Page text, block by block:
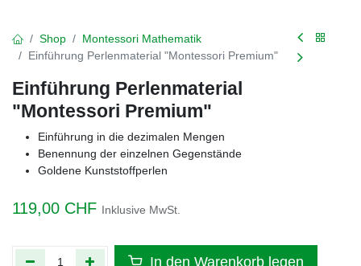
Shop
Montessori Mathematik
Einführung Perlenmaterial "Montessori Premium"
Einführung Perlenmaterial
"Montessori Premium"
Einführung in die dezimalen Mengen
Benennung der einzelnen Gegenstände
Goldene Kunststoffperlen
119,00 CHF Inklusive MwSt.
In den Warenkorb legen